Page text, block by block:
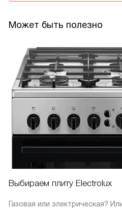
Может быть полезно
Выбираем плиту Electrolux
Газовая или электрическая?